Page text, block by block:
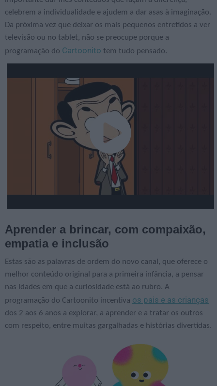
celebrem a individualidade e ajudem a dar asas à imaginação.
Da próxima vez que deixar os mais pequenos entretidos a ver
televisão ou no tablet, não se preocupe porque a
programação do Cartoonito tem tudo pensado.
Aprender a brincar, com compaixão,
empatia e inclusão
Estas são as palavras de ordem do novo canal, que oferece o
melhor conteúdo original para a primeira infância, a pensar
nas idades em que a curiosidade está ao rubro. A
programação do Cartoonito incentiva os pais e as crianças
dos 2 aos 6 anos a explorar, a aprender e a tratar os outros
com respeito, entre muitas gargalhadas e histórias divertidas.